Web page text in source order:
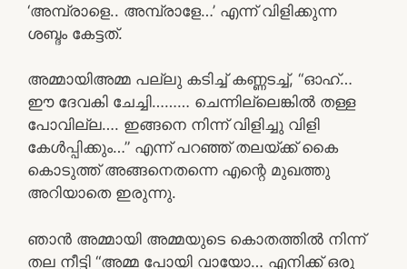
‘അമ്പ്രാളെ.. അമ്പ്രാളേ…’ എന്ന് വിളിക്കുന്ന
ശബ്ദം കേട്ടത്.
അമ്മായിഅമ്മ പല്ലു കടിച്ച് കണ്ണടച്ച്, “ഓഹ്…
ഈ ദേവകി ചേച്ചി……… ചെന്നില്ലെങ്കിൽ തള്ള
പോവില്ല…. ഇങ്ങനെ നിന്ന് വിളിച്ചു വിളി
കേൾപ്പിക്കും…” എന്ന് പറഞ്ഞ് തലയ്ക്ക് കൈ
കൊടുത്ത് അങ്ങനെതന്നെ എന്റെ മുഖത്തു
അറിയാതെ ഇരുന്നു.
ഞാൻ അമ്മായി അമ്മയുടെ കൊതത്തിൽ നിന്ന്
തല നീട്ടി “അമ്മ പോയി വായോ… എനിക്ക് ഒരു